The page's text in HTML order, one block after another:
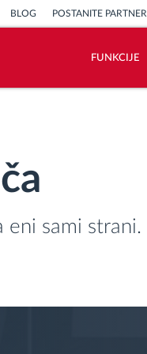
BLOG POSTANITE PARTNER
FUNKCIJE
eni sami strani.